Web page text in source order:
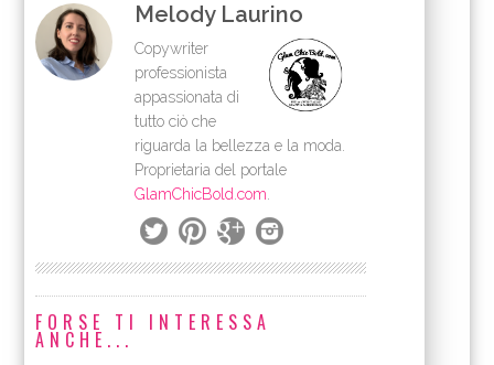
Melody Laurino
Copywriter
professionista
appassionata di
tutto ciò che
riguarda la bellezza e la moda.
Proprietaria del portale
GlamChicBold.com.
FORSE TI INTERESSA
ANCHE...